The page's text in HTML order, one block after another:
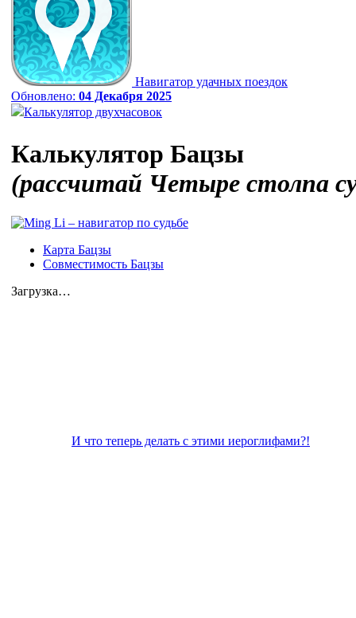
Навигатор удачных поездок
Обновлено: 04 Декабря 2025
Калькулятор двухчасовок
Калькулятор Бацзы
(рассчитай Четыре столпа
Карта Бацзы
Совместимость Бацзы
Загрузка…
И что теперь делать с этими иероглифами?!